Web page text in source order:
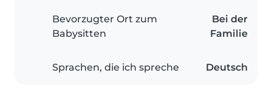
Bevorzugter Ort zum
Babysitten
Bei der
Familie
Sprachen, die ich spreche Deutsch